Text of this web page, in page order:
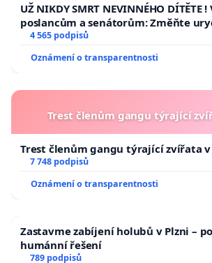
UŽ NIKDY SMRT NEVINNÉHO DÍTĚTE !
poslancům a senátorům: Změňte
aby se tragédie malé Viktorky už
4 565 podpisů
Oznámení o transparentnosti
Trest členům gangu týrající
Trest členům gangu týrající zvířata v
7 748 podpisů
Oznámení o transparentnosti
Zastavme zabíjení holubů v Plzni –
humánní řešení
789 podpisů